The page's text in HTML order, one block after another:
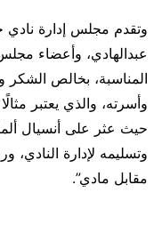
وتقدم مجلس إدارة نادي
عبدالهادي، وأعضاء
المناسبة، بخالص الشكر
وأسرته، والذي يعتبر
حيث عثر على أنسيال
وتسليمه لإدارة
مقابل مادي”.